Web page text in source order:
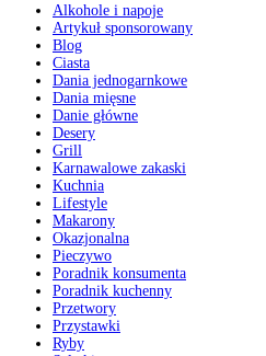
Alkohole i napoje
Artykuł sponsorowany
Blog
Ciasta
Dania jednogarnkowe
Dania mięsne
Danie główne
Desery
Grill
Karnawalowe zakaski
Kuchnia
Lifestyle
Makarony
Okazjonalna
Pieczywo
Poradnik konsumenta
Poradnik kuchenny
Przetwory
Przystawki
Ryby